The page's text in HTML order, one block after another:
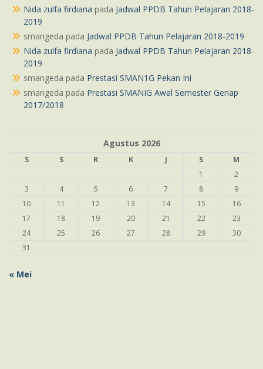
Nida zulfa firdiana pada Jadwal PPDB Tahun Pelajaran 2018-
2019
smangeda pada Jadwal PPDB Tahun Pelajaran 2018-2019
Nida zulfa firdiana pada Jadwal PPDB Tahun Pelajaran 2018-
2019
smangeda pada Prestasi SMAN1G Pekan Ini
smangeda pada Prestasi SMANIG Awal Semester Genap
2017/2018
Agustus 2026
S S R K J S
M
1
2
3
4 5 6 7 8
9
10
11 12 13 14 15
16
17
18 19 20 21 22
23
24
25 26 27 28 29
30
31
« Mei